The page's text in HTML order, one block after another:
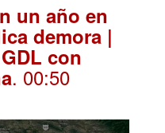
un año en
demora |
con
. 00:50